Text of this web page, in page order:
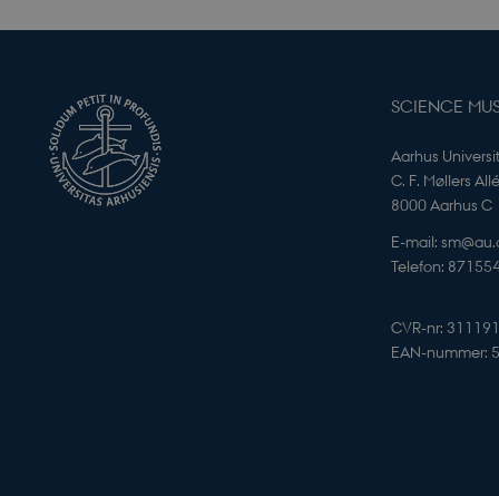
SCIENCE
Aarhus
C. F. Møllers
8000 Aarhus C
E-mail:
Telefon:
CVR-nr:
EAN-nummer:
_cfuvid